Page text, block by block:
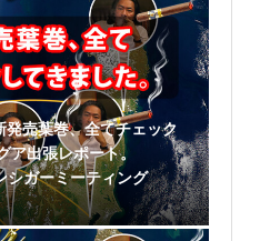
売葉巻、全てチェック
ア出張レポート。
ガーミーティング